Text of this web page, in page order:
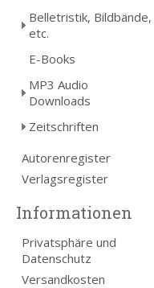
Belletristik, Bildbände,
etc.
E-Books
MP3 Audio
Downloads
Zeitschriften
Autorenregister
Verlagsregister
Informationen
Privatsphäre und
Datenschutz
Versandkosten